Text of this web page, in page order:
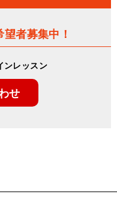
者募集中！
ンレッスン
せ